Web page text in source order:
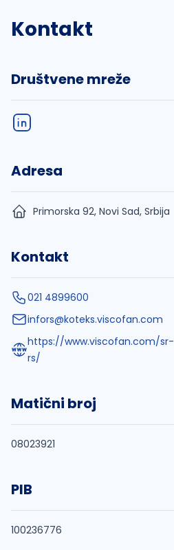
Kontakt
Društvene mreže
Adresa
Primorska 92, Novi Sad, Srbija
Kontakt
021 4899600
infors@koteks.viscofan.com
https://www.viscofan.com/sr-
rs/
Matični broj
08023921
PIB
100236776